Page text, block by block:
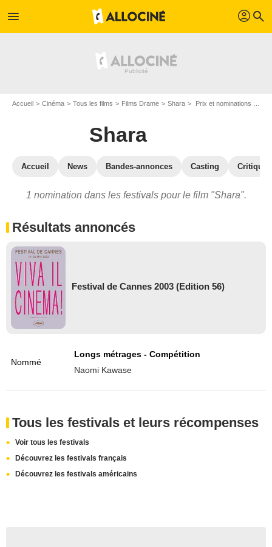
menu profil search
Accueil Cinéma Tous les films Films Drame Shara Prix et nominations pour Shara
Shara
Accueil News Bandes-annonces Casting
1 nomination dans les festivals pour le film "Shara".
Résultats annoncés
Festival de Cannes 2003 (Edition 56)
Nommé
Longs métrages - Compétition
Naomi Kawase
Tous les festivals et leurs récompenses
Voir tous les festivals
Découvrez les festivals français
Découvrez les festivals américains